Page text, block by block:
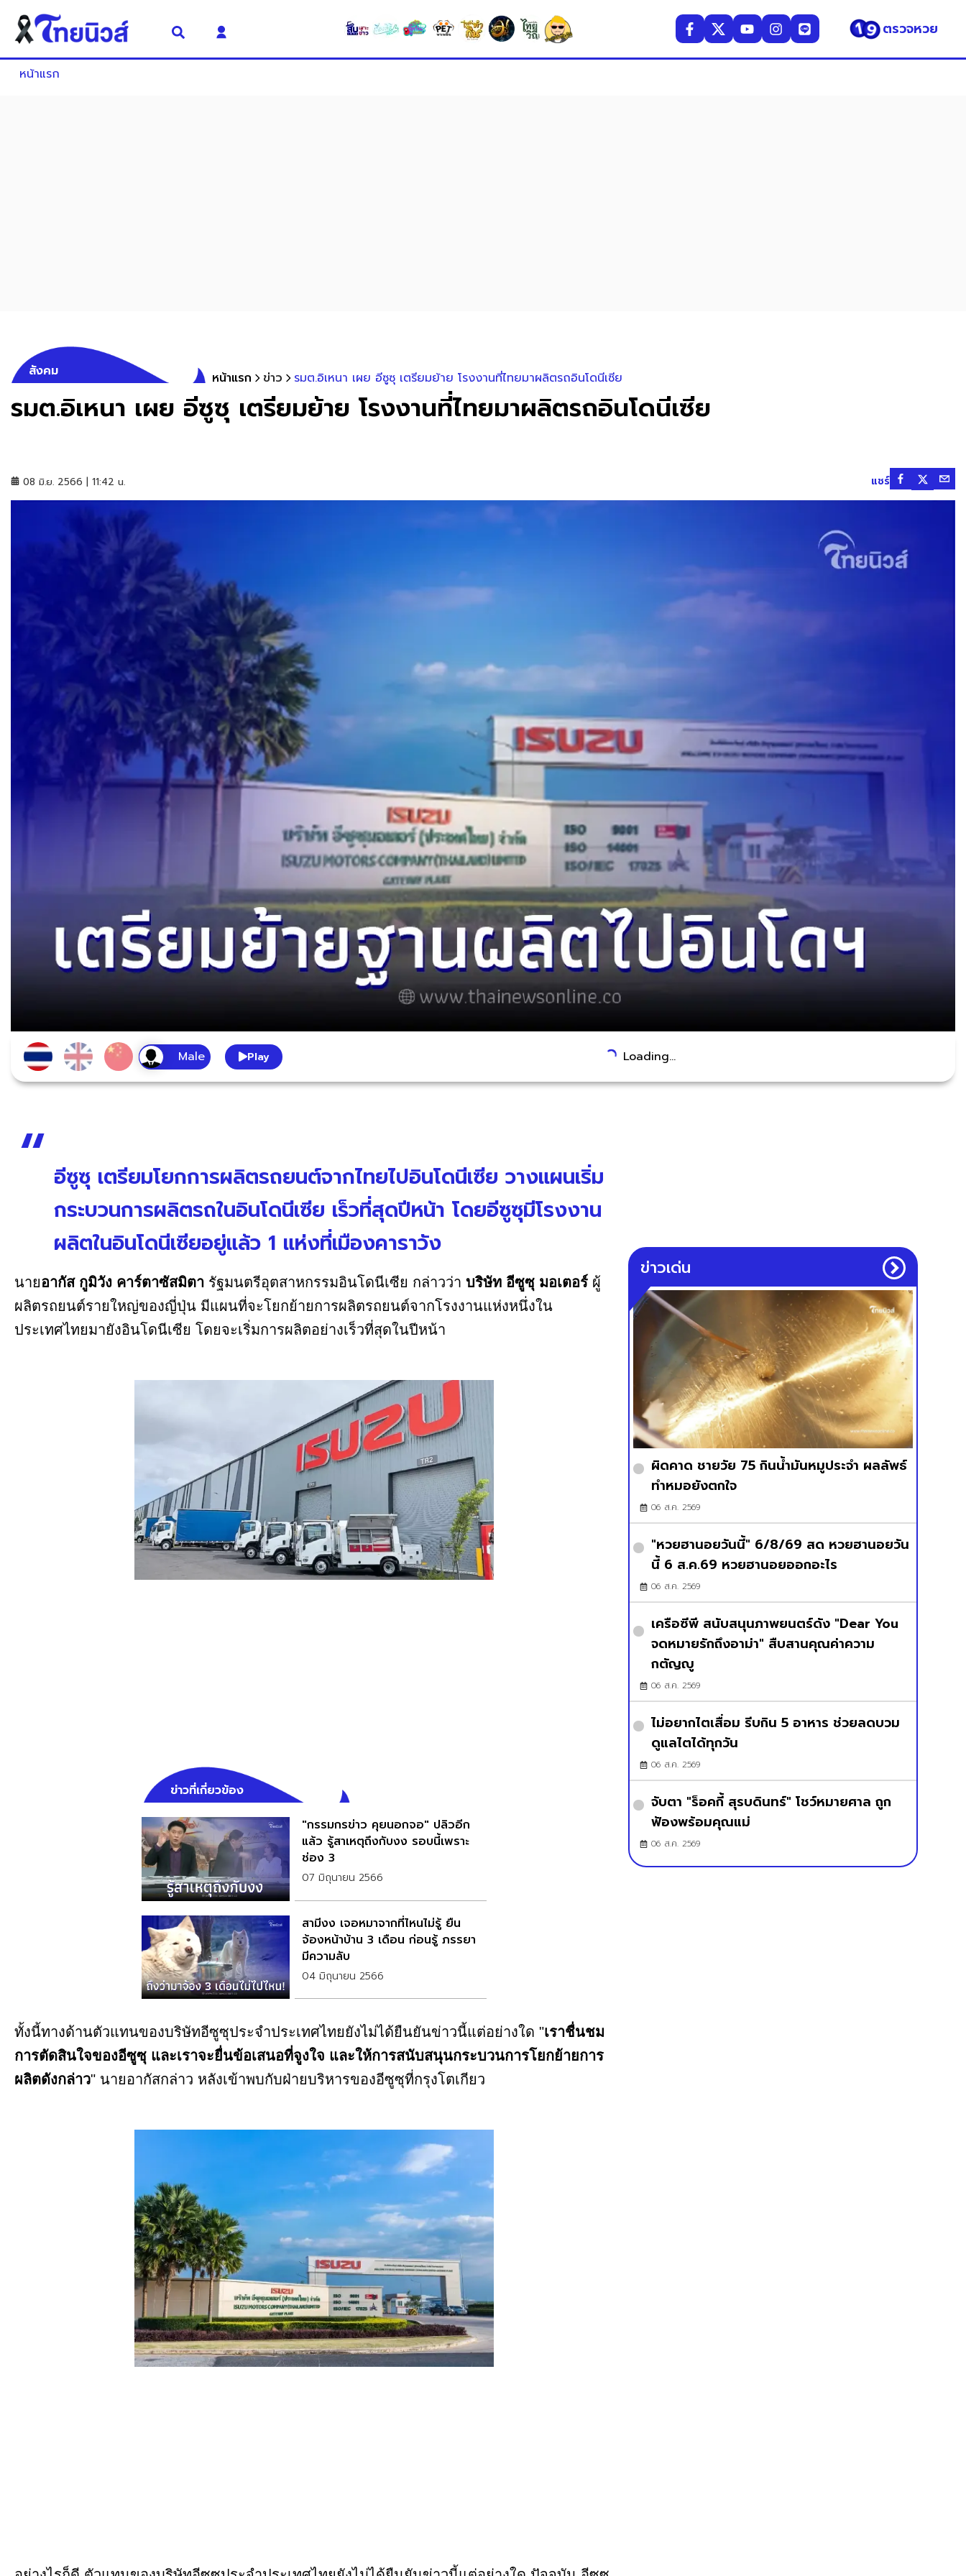
ตรวจหวย
หน้าแรก
สังคม หน้าแรก ข่าว รมต.อิเหนา เผย อีซูซุ เตรียมย้าย โรงงานที่ไทยมาผลิตรถอินโดนีเซีย
รมต.อิเหนา เผย อีซูซุ เตรียมย้าย โรงงานที่ไทยมาผลิตรถอินโดนีเซีย
08 มิ.ย. 2566 | 11:42 น. แชร์
Play Loading...
อีซูซุ เตรียมโยกการผลิตรถยนต์จากไทยไปอินโดนีเซีย วางแผนเริ่ม
กระบวนการผลิตรถในอินโดนีเซีย เร็วที่สุดปีหน้า โดยอีซูซุมีโรงงาน
ผลิตในอินโดนีเซียอยู่แล้ว 1 แห่งที่เมืองคาราวัง
นายอากัส กูมิวัง คาร์ตาซัสมิตา รัฐมนตรีอุตสาหกรรมอินโดนีเซีย กล่าวว่า บริษัท อีซูซุ มอเตอร์ ผู้
ผลิตรถยนต์รายใหญ่ของญี่ปุ่น มีแผนที่จะโยกย้ายการผลิตรถยนต์จากโรงงานแห่งหนึ่งใน
ประเทศไทยมายังอินโดนีเซีย โดยจะเริ่มการผลิตอย่างเร็วที่สุดในปีหน้า
ข่าวที่เกี่ยวข้อง
"กรรมกรข่าว คุยนอกจอ" ปลิวอีก
แล้ว รู้สาเหตุถึงกับงง รอบนี้เพราะ
ช่อง 3
07 มิถุนายน 2566
สามีงง เจอหมาจากที่ไหนไม่รู้ ยืน
จ้องหน้าบ้าน 3 เดือน ก่อนรู้ ภรรยา
มีความลับ
04 มิถุนายน 2566
ทั้งนี้ทางด้านตัวแทนของบริษัทอีซูซุประจำประเทศไทยยังไม่ได้ยืนยันข่าวนี้แต่อย่างใด "เราชื่นชม
การตัดสินใจของอีซูซุ และเราจะยื่นข้อเสนอที่จูงใจ และให้การสนับสนุนกระบวนการโยกย้ายการ
ผลิตดังกล่าว" นายอากัสกล่าว หลังเข้าพบกับฝ่ายบริหารของอีซูซุที่กรุงโตเกียว
ข่าวเด่น
ผิดคาด ชายวัย 75 กินน้ำมันหมูประจำ ผลลัพธ์
ทำหมอยังตกใจ
06 ส.ค. 2569
"หวยฮานอยวันนี้" 6/8/69 สด หวยฮานอยวัน
นี้ 6 ส.ค.69 หวยฮานอยออกอะไร
06 ส.ค. 2569
เครือซีพี สนับสนุนภาพยนตร์ดัง "Dear You
จดหมายรักถึงอาม่า" สืบสานคุณค่าความ
กตัญญู
06 ส.ค. 2569
ไม่อยากไตเสื่อม รีบกิน 5 อาหาร ช่วยลดบวม
ดูแลไตได้ทุกวัน
06 ส.ค. 2569
จับตา "ร็อคกี้ สุรบดินทร์" โชว์หมายศาล ถูก
ฟ้องพร้อมคุณแม่
06 ส.ค. 2569